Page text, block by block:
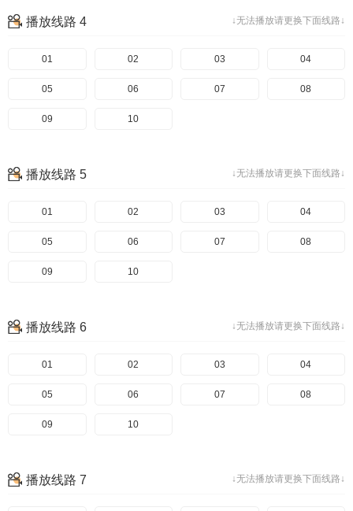
↓无法播放请更换下面线路↓
播放线路 4
01 02 03 04
05 06 07 08
09 10
↓无法播放请更换下面线路↓
播放线路 5
01 02 03 04
05 06 07 08
09 10
↓无法播放请更换下面线路↓
播放线路 6
01 02 03 04
05 06 07 08
09 10
↓无法播放请更换下面线路↓
播放线路 7